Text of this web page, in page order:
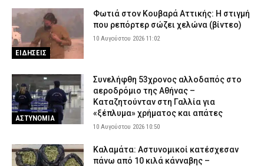
ΕΙΔΗΣΕΙΣ
Φωτιά στον Κουβαρά Αττικής: Η στιγμή
που ρεπόρτερ σώζει χελώνα (βίντεο)
10 Αυγούστου 2026 11:02
ΑΣΤΥΝΟΜΙΑ
Συνελήφθη 53χρονος αλλοδαπός στο
αεροδρόμιο της Αθήνας –
Καταζητούνταν στη Γαλλία για
«ξέπλυμα» χρήματος και απάτες
10 Αυγούστου 2026 10:50
Καλαμάτα: Αστυνομικοί κατέσχεσαν
πάνω από 10 κιλά κάνναβης –